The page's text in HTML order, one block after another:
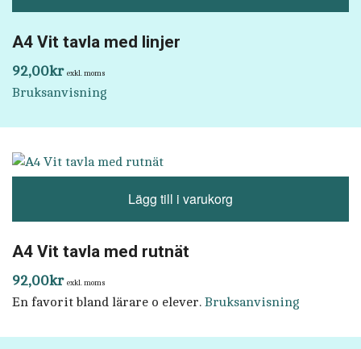
A4 Vit tavla med linjer
92,00kr exkl. moms
Bruksanvisning
Lägg till i varukorg
A4 Vit tavla med rutnät
92,00kr exkl. moms
En favorit bland lärare o elever. Bruksanvisning